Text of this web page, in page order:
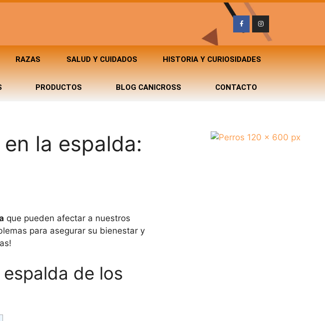
RAZAS SALUD Y CUIDADOS HISTORIA Y CURIOSIDADES
PRODUCTOS BLOG CANICROSS CONTACTO
la espalda:
que pueden afectar a nuestros
para asegurar su bienestar y
de los